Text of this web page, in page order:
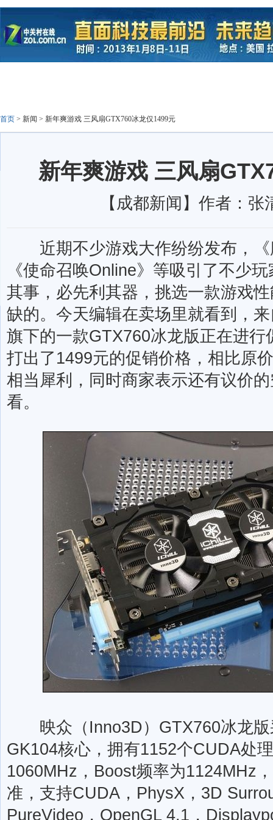
首页 > 新闻 > 新年爽游戏 三风扇GTX760冰龙仅1499元
新年爽游戏 三风扇
【成都新闻】作者：
近期不少游戏大作纷纷发布，《
《使命召唤Online》等吸引了不少
其事，必先利其器，挑选一款游戏
缺的。今天编辑在卖场里就看到，
旗下的一款GTX760冰龙版正在进
打出了1499元的促销价格，相比原
相当犀利，同时商家表示还有议价
看。
映众（Inno3D）GTX760冰龙版
GK104核心，拥有1152个CUDA处
1060MHz，Boost频率为1124MHz
准，支持CUDA，PhysX，3D
PureVideo，OpenGL 4.1，